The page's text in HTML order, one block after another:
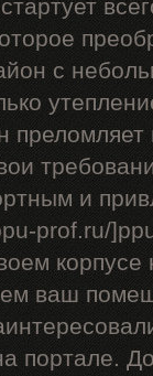
с
и
prof.ru/
ваш
портале.